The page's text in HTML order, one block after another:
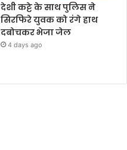
देशी कट्टे के साथ पुलिस ने
सिरफिरे युवक को रंगे हाथ
दबोचकर भेजा जेल
4 days ago